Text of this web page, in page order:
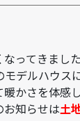
ってきました
デルハウス
暖かさを体感
お知らせは土